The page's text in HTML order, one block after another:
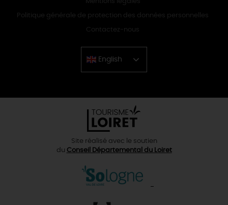
Politique générale de protection des données personnelles
Contactez-nous
English
Chinese
Site réalisé avec le soutien
du Conseil Départemental du Loiret